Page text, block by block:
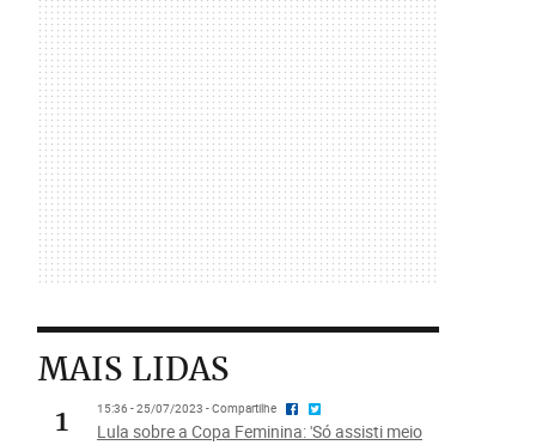
MAIS LIDAS
1
15:36 - 25/07/2023 - Compartilhe
Lula sobre a Copa Feminina: 'Só assisti meio